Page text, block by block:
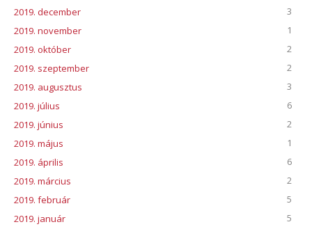
2019. december
3
2019. november
1
2019. október
2
2019. szeptember
2
2019. augusztus
3
2019. július
6
2019. június
2
2019. május
1
2019. április
6
2019. március
2
2019. február
5
2019. január
5